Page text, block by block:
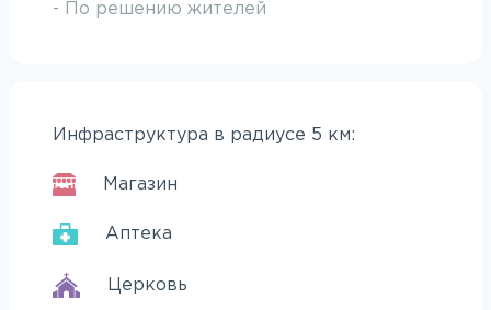
- По решению жителей
Инфраструктура в радиусе 5 км:
Магазин
Аптека
Церковь